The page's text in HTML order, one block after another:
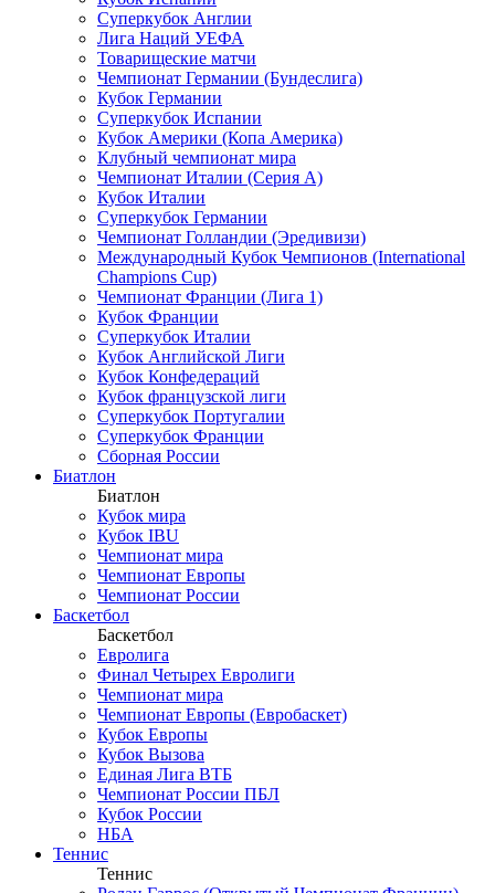
Суперкубок Англии
Лига Наций УЕФА
Товарищеские матчи
Чемпионат Германии (Бундеслига)
Кубок Германии
Суперкубок Испании
Кубок Америки (Копа Америка)
Клубный чемпионат мира
Чемпионат Италии (Серия А)
Кубок Италии
Суперкубок Германии
Чемпионат Голландии (Эредивизи)
Международный Кубок Чемпионов (International
Champions Cup)
Чемпионат Франции (Лига 1)
Кубок Франции
Суперкубок Италии
Кубок Английской Лиги
Кубок Конфедераций
Кубок французской лиги
Суперкубок Португалии
Суперкубок Франции
Сборная России
Биатлон
Биатлон
Кубок мира
Кубок IBU
Чемпионат мира
Чемпионат Европы
Чемпионат России
Баскетбол
Баскетбол
Евролига
Финал Четырех Евролиги
Чемпионат мира
Чемпионат Европы (Евробаскет)
Кубок Европы
Кубок Вызова
Единая Лига ВТБ
Чемпионат России ПБЛ
Кубок России
НБА
Теннис
Теннис